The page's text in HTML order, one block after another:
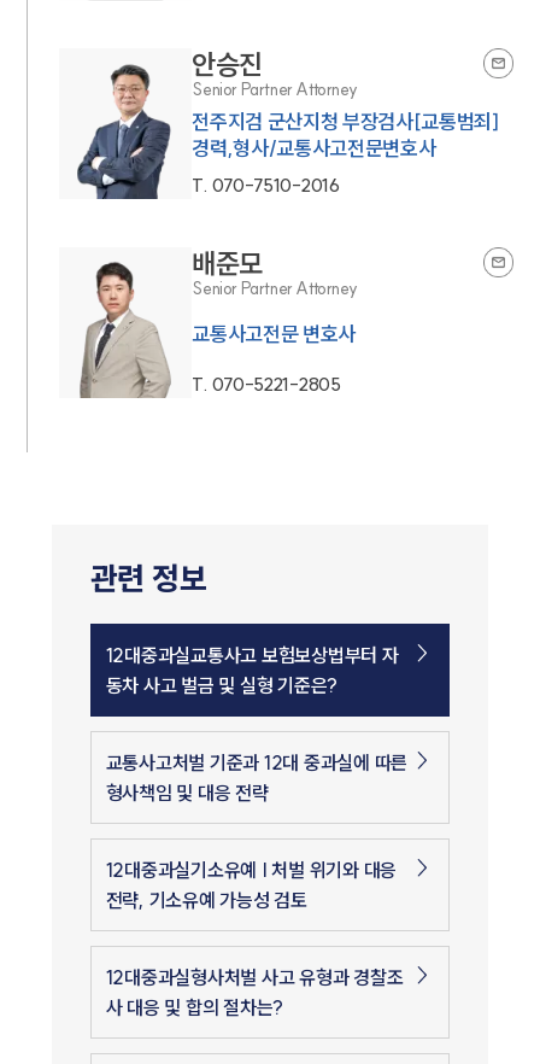
안승진
Senior Partner Attorney
전주지검 군산지청 부장검사[교통범죄]
경력,형사/교통사고전문변호사
T. 070-7510-2016
배준모
Senior Partner Attorney
교통사고전문 변호사
T. 070-5221-2805
관련 정보
12대중과실교통사고 보험보상법부터 자
동차 사고 벌금 및 실형 기준은?
교통사고처벌 기준과 12대 중과실에 따른
형사책임 및 대응 전략
12대중과실기소유예 | 처벌 위기와 대응
전략, 기소유예 가능성 검토
12대중과실형사처벌 사고 유형과 경찰조
사 대응 및 합의 절차는?